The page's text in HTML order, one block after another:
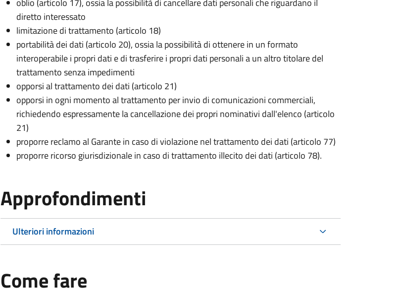
oblio (articolo 17), ossia la possibilità di cancellare dati personali che riguardano il
diretto interessato
limitazione di trattamento (articolo 18)
portabilità dei dati (articolo 20), ossia la possibilità di ottenere in un formato
interoperabile i propri dati e di trasferire i propri dati personali a un altro titolare del
trattamento senza impedimenti
opporsi al trattamento dei dati (articolo 21)
opporsi in ogni momento al trattamento per invio di comunicazioni commerciali,
richiedendo espressamente la cancellazione dei propri nominativi dall'elenco (articolo
21)
proporre reclamo al Garante in caso di violazione nel trattamento dei dati (articolo 77)
proporre ricorso giurisdizionale in caso di trattamento illecito dei dati (articolo 78).
Approfondimenti
Ulteriori informazioni
Come fare